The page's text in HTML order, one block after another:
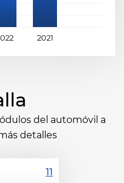
2021
del automóvil a
detalles